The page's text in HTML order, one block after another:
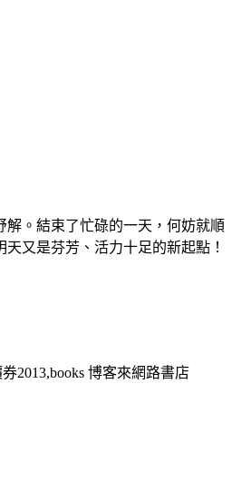
。結束了忙碌的一天，何妨就順
又是芬芳、活力十足的新起點！
2013,books 博客來網路書店